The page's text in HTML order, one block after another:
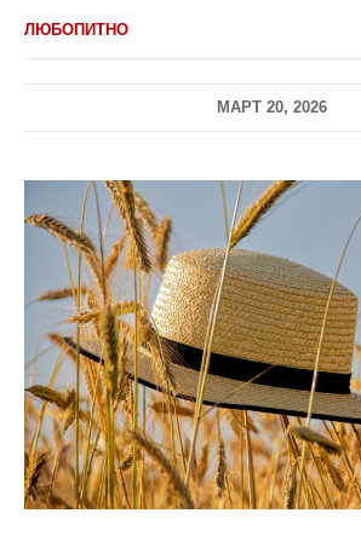
ЛЮБОПИТНО
МАРТ 20, 2026